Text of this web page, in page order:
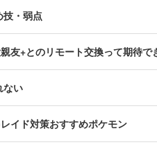
技・弱点
友+とのリモート交換って期待で
ない
イド対策おすすめポケモン